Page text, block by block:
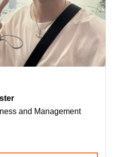
and Management